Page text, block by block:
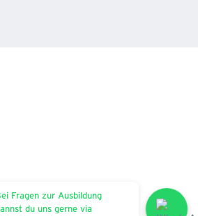
Fragen zur Ausbildung
du uns gerne via
der Lehre